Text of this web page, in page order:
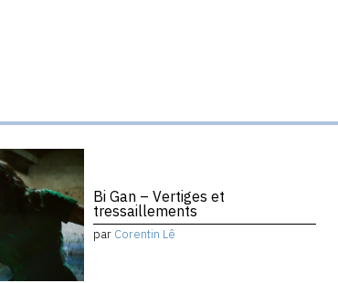
Bi Gan – Vertiges et
tressaillements
par Corentin Lê